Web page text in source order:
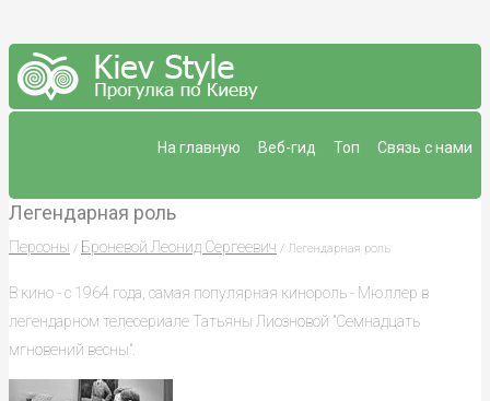
Связь с нами
Топ
Веб-гид
На главную
Легендарная роль
Персоны / Броневой Леонид Сергеевич / Легендарная роль
В кино - с 1964 года, самая популярная кинороль - Мюллер в
легендарном телесериале Татьяны Лиозновой "Семнадцать
мгновений весны".